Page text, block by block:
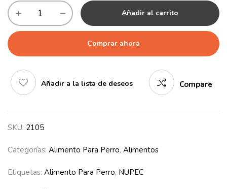
Añadir al carrito
Comprar ahora
Añadir a la lista de deseos Compare
SKU: 2105
Categorías: Alimento Para Perro, Alimentos
Etiquetas: Alimento Para Perro, NUPEC